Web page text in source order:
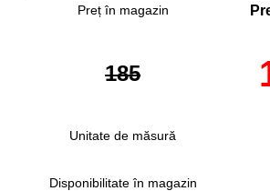
Preț în magazin
185
Unitate de măsură
Disponibilitate în magazin